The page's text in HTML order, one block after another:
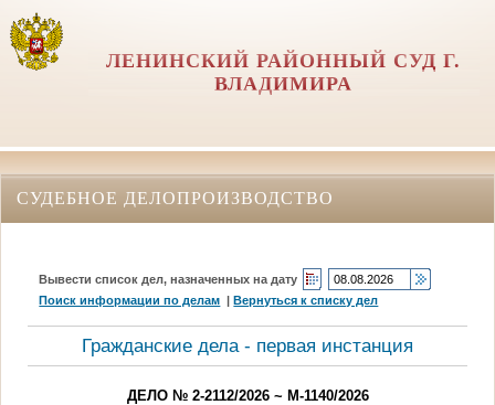
ЛЕНИНСКИЙ РАЙОННЫЙ СУД Г.
ВЛАДИМИРА
СУДЕБНОЕ ДЕЛОПРОИЗВОДСТВО
Вывести список дел, назначенных на дату
Поиск информации по делам |Вернуться к списку дел
Гражданские дела - первая инстанция
ДЕЛО № 2-2112/2026 ~ М-1140/2026